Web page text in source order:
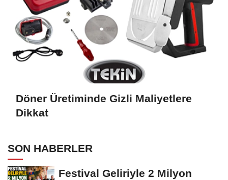
Döner Üretiminde Gizli Maliyetlere
Dikkat
SON HABERLER
Festival Geliriyle 2 Milyon